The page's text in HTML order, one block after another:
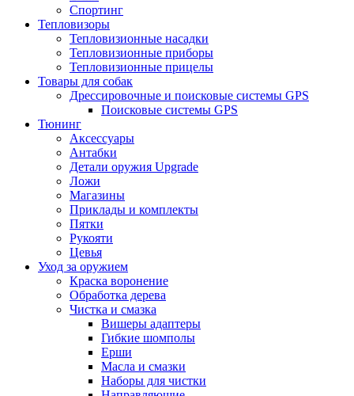
Спортинг
Тепловизоры
Тепловизионные насадки
Тепловизионные приборы
Тепловизионные прицелы
Товары для собак
Дрессировочные и поисковые системы GPS
Поисковые системы GPS
Тюнинг
Аксессуары
Антабки
Детали оружия Upgrade
Ложи
Магазины
Приклады и комплекты
Пятки
Рукояти
Цевья
Уход за оружием
Краска воронение
Обработка дерева
Чистка и смазка
Вишеры адаптеры
Гибкие шомполы
Ерши
Масла и смазки
Наборы для чистки